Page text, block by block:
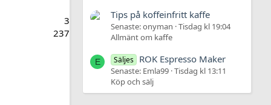
3
237
Tips på koffeinfritt kaffe
Senaste: onyman Tisdag kl 19:04
Allmänt om kaffe
E Säljes ROK Espresso Maker
Senaste: Emla99 Tisdag kl 13:11
Köp och sälj